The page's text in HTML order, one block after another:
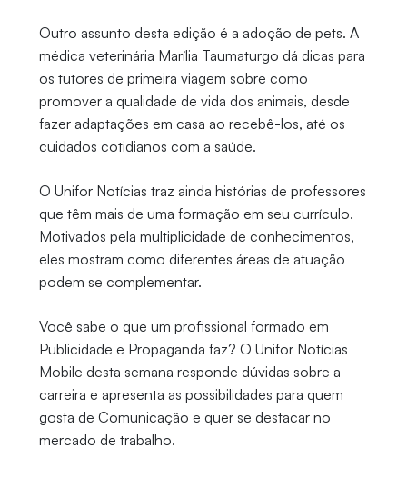
Outro assunto desta edição é a adoção de pets. A
médica veterinária Marília Taumaturgo dá dicas para
os tutores de primeira viagem sobre como
promover a qualidade de vida dos animais, desde
fazer adaptações em casa ao recebê-los, até os
cuidados cotidianos com a saúde.
O Unifor Notícias traz ainda histórias de professores
que têm mais de uma formação em seu currículo.
Motivados pela multiplicidade de conhecimentos,
eles mostram como diferentes áreas de atuação
podem se complementar.
Você sabe o que um profissional formado em
Publicidade e Propaganda faz? O Unifor Notícias
Mobile desta semana responde dúvidas sobre a
carreira e apresenta as possibilidades para quem
gosta de Comunicação e quer se destacar no
mercado de trabalho.